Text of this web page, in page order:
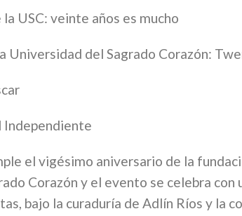
USC: veinte años es mucho
Universidad del Sagrado Corazón:
el vigésimo aniversario de la
Corazón y el evento se celebra con
bajo la curaduría de Adlín Ríos y la